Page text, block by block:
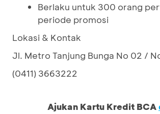
Berlaku untuk 300 orang
periode promosi
Lokasi & Kontak
Jl. Metro Tanjung Bunga No 02 /
(0411) 3663222
Ajukan Kartu Kredit BCA